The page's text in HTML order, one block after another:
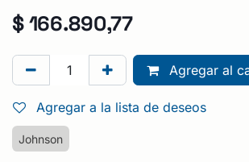
$166.890,77
Agregar al
Agregar a la lista de deseos
Johnson